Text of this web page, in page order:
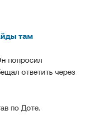
там
попросил
ответить через
по Доте.